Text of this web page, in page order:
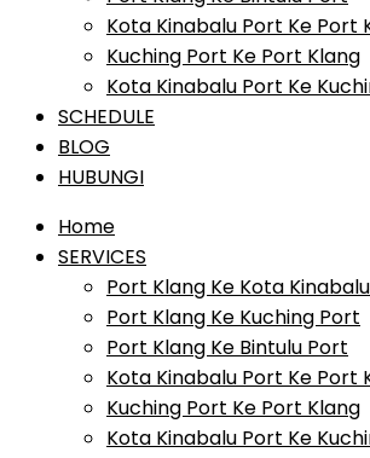
Kota Kinabalu Port Ke Port
Kuching Port Ke Port Klang
Kota Kinabalu Port Ke
SCHEDULE
BLOG
HUBUNGI
Home
SERVICES
Port Klang Ke Kota
Port Klang Ke Kuching Port
Port Klang Ke Bintulu Port
Kota Kinabalu Port Ke Port
Kuching Port Ke Port Klang
Kota Kinabalu Port Ke